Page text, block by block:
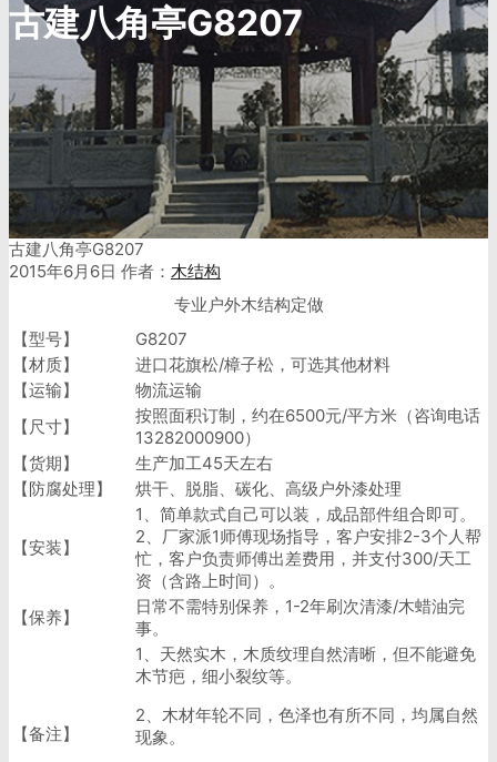
古建八角亭G8207
古建八角亭G8207
2015年6月6日 作者： 木结构
专业户外木结构定做
【型号】
G8207
【材质】
进口花旗松/樟子松，可选其他材料
【运输】
物流运输
【尺寸】
按照面积订制，约在6500元/平方米（咨询电话
13282000900）
【货期】
生产加工45天左右
【防腐处理】
烘干、脱脂、碳化、高级户外漆处理
【安装】
1、简单款式自己可以装，成品部件组合即可。
2、厂家派1师傅现场指导，客户安排2-3个人帮
忙，客户负责师傅出差费用，并支付300/天工
资（含路上时间）。
【保养】
日常不需特别保养，1-2年刷次清漆/木蜡油完
事。
【备注】
1、天然实木，木质纹理自然清晰，但不能避免
木节疤，细小裂纹等。
2、木材年轮不同，色泽也有所不同，均属自然
现象。